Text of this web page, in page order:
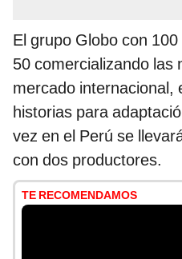
El grupo Globo con
50 comercializando las
mercado internacional,
historias para
vez en el Perú se
con dos productores.
TE RECOMENDAMOS